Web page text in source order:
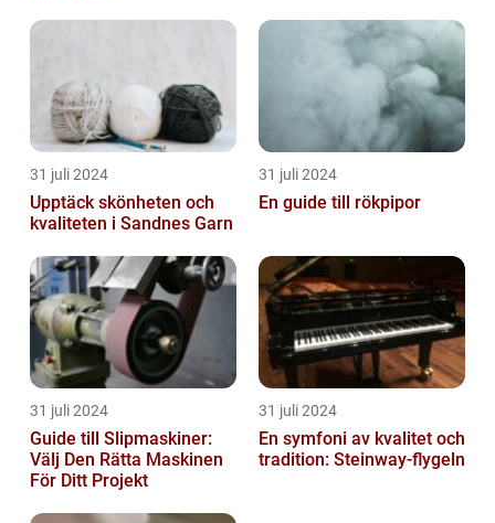
31 juli 2024
Upptäck skönheten och
kvaliteten i Sandnes Garn
31 juli 2024
En guide till rökpipor
31 juli 2024
Guide till Slipmaskiner:
Välj Den Rätta Maskinen
För Ditt Projekt
31 juli 2024
En symfoni av kvalitet och
tradition: Steinway-flygeln